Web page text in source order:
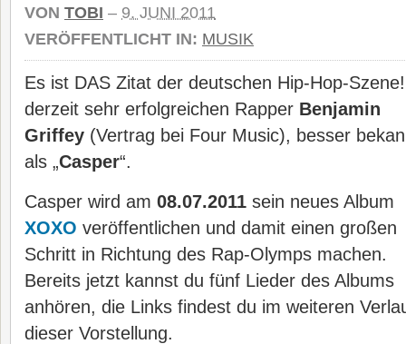
VON TOBI – 9. JUNI 2011
VERÖFFENTLICHT IN: MUSIK
Es ist DAS Zitat der deutschen Hip-Hop-
derzeit sehr erfolgreichen Rapper Benjamin
Griffey (Vertrag bei Four Music), besser
als „Casper“.
Casper wird am 08.07.2011 sein neues Album
XOXO veröffentlichen und damit einen großen
Schritt in Richtung des Rap-Olymps machen.
Bereits jetzt kannst du fünf Lieder des Albums
anhören, die Links findest du im weiteren
dieser Vorstellung.